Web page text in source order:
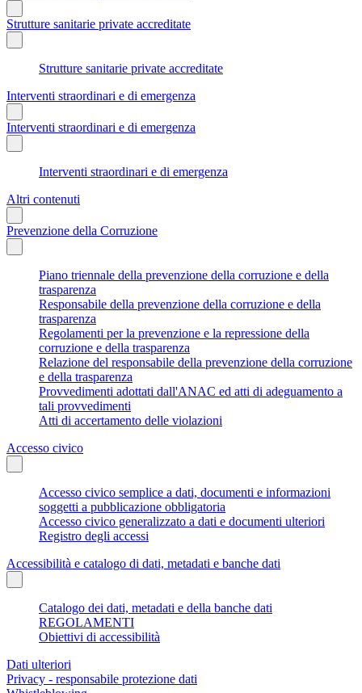
Strutture sanitarie private accreditate
Strutture sanitarie private accreditate
Interventi straordinari e di emergenza
Interventi straordinari e di emergenza
Interventi straordinari e di emergenza
Altri contenuti
Prevenzione della Corruzione
Piano triennale della prevenzione della corruzione e della
trasparenza
Responsabile della prevenzione della corruzione e della
trasparenza
Regolamenti per la prevenzione e la repressione della
corruzione e della trasparenza
Relazione del responsabile della prevenzione della corruzione
e della trasparenza
Provvedimenti adottati dall'ANAC ed atti di adeguamento a
tali provvedimenti
Atti di accertamento delle violazioni
Accesso civico
Accesso civico semplice a dati, documenti e informazioni
soggetti a pubblicazione obbligatoria
Accesso civico generalizzato a dati e documenti ulteriori
Registro degli accessi
Accessibilità e catalogo di dati, metadati e banche dati
Catalogo dei dati, metadati e della banche dati
REGOLAMENTI
Obiettivi di accessibilità
Dati ulteriori
Privacy - responsabile protezione dati